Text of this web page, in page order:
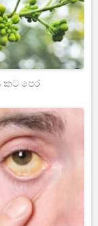
කට පෙර